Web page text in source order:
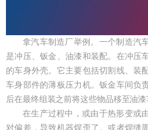
拿汽车制造厂举例。一个制造汽
是冲压、钣金、油漆和装配。在冲压
的车身外壳。它主要包括切割线、装
车身部件的薄板压力机。钣金车间负
后在最终组装之前将这些物品移至油漆
在生产过程中，或由于热形变或
对偏差，导致机器焊歪了。或者焊缝